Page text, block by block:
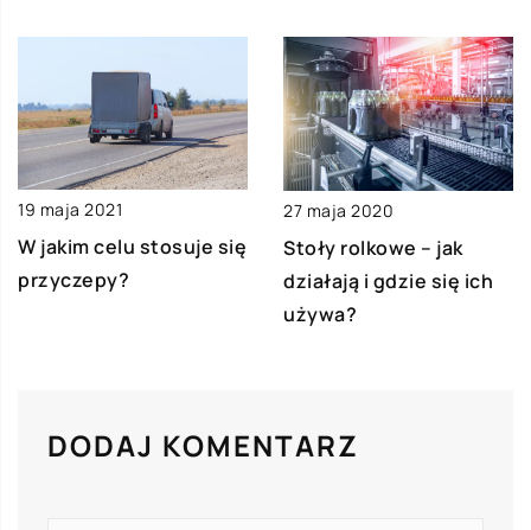
19 maja 2021
W jakim celu stosuje się
przyczepy?
27 maja 2020
Stoły rolkowe – jak
działają i gdzie się ich
używa?
DODAJ KOMENTARZ